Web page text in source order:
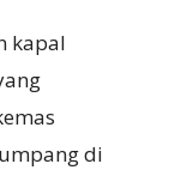
kapal
di